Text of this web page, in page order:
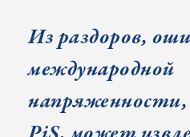
Из раздоров,
международной
напряженности,